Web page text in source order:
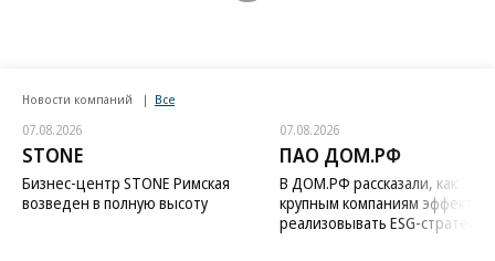
Новости компаний Все
07.08.2026
STONE
Бизнес-центр STONE Римская
возведен в полную высоту
07.08.2026
ПАО ДОМ.РФ
В ДОМ.РФ рассказали, как
крупным компаниям
реализовывать ESG-стратегию